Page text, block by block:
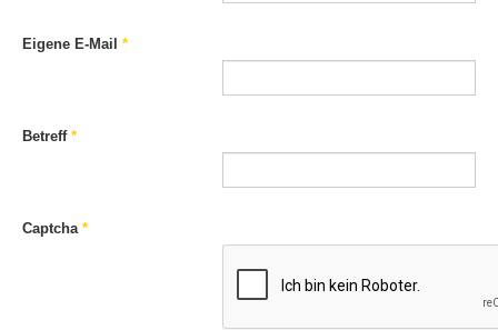
Eigene E-Mail *
Betreff*
Captcha*